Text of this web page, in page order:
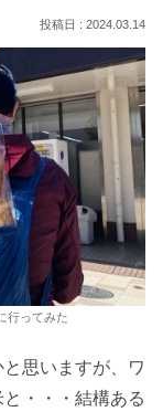
2024.03.14
行ってみた
思いますが、ワ
・・・結構ある